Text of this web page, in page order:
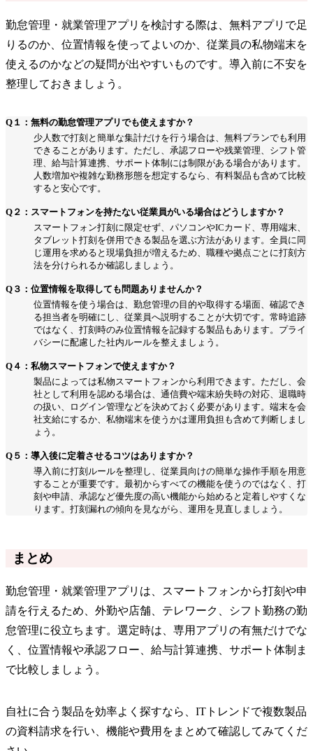
勤怠管理・就業管理アプリを検討する際は、無料アプリで足
りるのか、位置情報を使ってよいのか、従業員の私物端末を
使えるのかなどの疑問が出やすいものです。導入前に不安を
整理しておきましょう。
Q１：無料の勤怠管理アプリでも使えますか？
少人数で打刻と簡単な集計だけを行う場合は、無料プランでも利用
できることがあります。ただし、承認フローや残業管理、シフト管
理、給与計算連携、サポート体制には制限がある場合があります。
人数増加や複雑な勤務形態を想定するなら、有料製品も含めて比較
すると安心です。
Q２：スマートフォンを持たない従業員がいる場合はどうしますか？
スマートフォン打刻に限定せず、パソコンやICカード、専用端末、
タブレット打刻を併用できる製品を選ぶ方法があります。全員に同
じ運用を求めると現場負担が増えるため、職種や拠点ごとに打刻方
法を分けられるか確認しましょう。
Q３：位置情報を取得しても問題ありませんか？
位置情報を使う場合は、勤怠管理の目的や取得する場面、確認でき
る担当者を明確にし、従業員へ説明することが大切です。常時追跡
ではなく、打刻時のみ位置情報を記録する製品もあります。プライ
バシーに配慮した社内ルールを整えましょう。
Q４：私物スマートフォンで使えますか？
製品によっては私物スマートフォンから利用できます。ただし、会
社として利用を認める場合は、通信費や端末紛失時の対応、退職時
の扱い、ログイン管理などを決めておく必要があります。端末を会
社支給にするか、私物端末を使うかは運用負担も含めて判断しまし
ょう。
Q５：導入後に定着させるコツはありますか？
導入前に打刻ルールを整理し、従業員向けの簡単な操作手順を用意
することが重要です。最初からすべての機能を使うのではなく、打
刻や申請、承認など優先度の高い機能から始めると定着しやすくな
ります。打刻漏れの傾向を見ながら、運用を見直しましょう。
まとめ
勤怠管理・就業管理アプリは、スマートフォンから打刻や申
請を行えるため、外勤や店舗、テレワーク、シフト勤務の勤
怠管理に役立ちます。選定時は、専用アプリの有無だけでな
く、位置情報や承認フロー、給与計算連携、サポート体制ま
で比較しましょう。
自社に合う製品を効率よく探すなら、ITトレンドで複数製品
の資料請求を行い、機能や費用をまとめて確認してみてくだ